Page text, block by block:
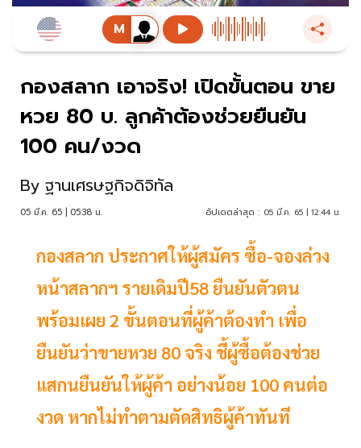
กองสลาก เอาจริง! เปิดขั้นตอน ขาย
หวย 80 บ. ลูกค้าต้องช่วยยืนยัน
100 คน/งวด
By ฐานเศรษฐกิจดิจิทัล
05 มี.ค. 65 | 05:38 น. อัปเดตล่าสุด : 05 มี.ค. 65 | 12:44 น.
กองสลาก ประกาศให้ผู้สมัคร ซื้อ-จองล่วง
หน้าสลากฯ รายเดิมปี58 ยืนยันตัวตน
พร้อมเผย 2 ขั้นตอนที่ผู้ค้าต้องทำ เพื่อ
ยืนยันว่าขายหวย 80 จริง ชี้ผู้ซื้อต้องช่วย
แสกนยืนยันให้ผู้ค้า อย่างน้อย 100 คนต่อ
งวด หากไม่ทำตามตัดสิทธิผู้ค้าทันที